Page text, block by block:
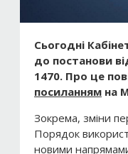
Сьогодні
до постанови
1470. Про це
посиланням на
Зокрема, зміни
Порядок
новими